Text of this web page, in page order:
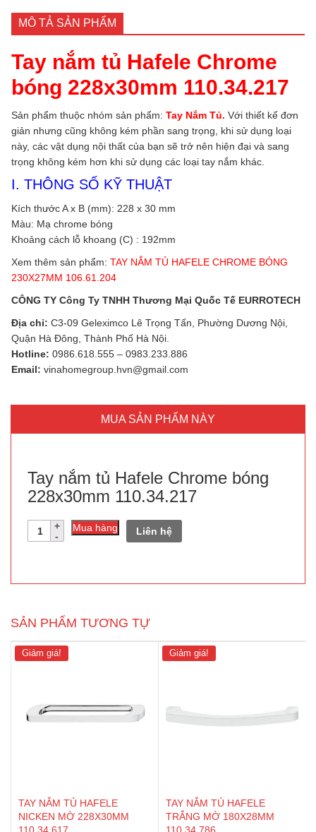
MÔ TẢ SẢN PHẨM
Tay nắm tủ Hafele Chrome
bóng 228x30mm 110.34.217
Sản phẩm thuộc nhóm sản phẩm: Tay Nắm Tủ. Với thiết kế đơn
giản nhưng cũng không kém phần sang trọng, khi sử dụng loại
này, các vật dụng nội thất của bạn sẽ trở nên hiện đại và sang
trọng không kém hơn khi sử dụng các loại tay nắm khác.
I. THÔNG SỐ KỸ THUẬT
Kích thước A x B (mm): 228 x 30 mm
Màu: Mạ chrome bóng
Khoảng cách lỗ khoang (C) : 192mm
Xem thêm sản phẩm: TAY NẮM TỦ HAFELE CHROME BÓNG
230X27MM 106.61.204
CÔNG TY Công Ty TNHH Thương Mại Quốc Tế EURROTECH
Địa chỉ: C3-09 Geleximco Lê Trọng Tấn, Phường Dương Nội,
Quận Hà Đông, Thành Phố Hà Nội.
Hotline: 0986.618.555 – 0983.233.886
Email: vinahomegroup.hvn@gmail.com
MUA SẢN PHẨM NÀY
Tay nắm tủ Hafele Chrome bóng
228x30mm 110.34.217
Số
lượng
Mua hàng Liên hệ
SẢN PHẨM TƯƠNG TỰ
Giảm giá!
TAY NẮM TỦ HAFELE
NICKEN MỜ 228X30MM
110.34.617
Giảm giá!
TAY NẮM TỦ HAFELE
TRẮNG MỜ 180X28MM
110.34.786